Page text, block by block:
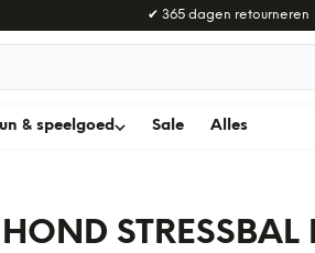
✔ 365 dagen retourneren
& speelgoed Sale Alles
HOND